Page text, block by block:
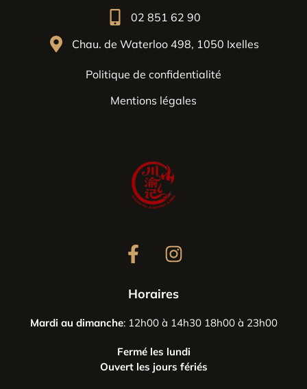
02 851 62 90
Chau. de Waterloo 498, 1050 Ixelles
Politique de confidentialité
Mentions légales
Horaires
Mardi au dimanche: 12h00 à 14h30 18h00 à 23h00
Fermé les lundi
Ouvert les jours fériés